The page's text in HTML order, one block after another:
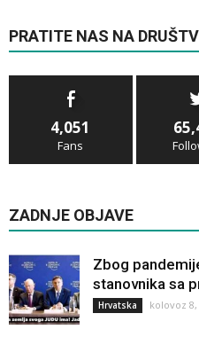
PRATITE NAS NA
4,051
Fans
ZADNJE OBJAVE
Zbog
stanovnika sa
Hrvatska kolovoz 8,